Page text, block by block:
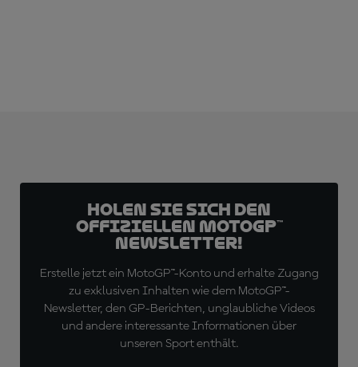
Holen Sie sich den
offiziellen MotoGP™
Newsletter!
Erstelle jetzt ein MotoGP™-Konto und erhalte Zugang
zu exklusiven Inhalten wie dem MotoGP™-
Newsletter, den GP-Berichten, unglaubliche Videos
und andere interessante Informationen über
unseren Sport enthält.